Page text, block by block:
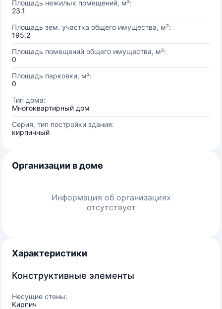
Площадь нежилых помещений, м²:
23.1
Площадь зем. участка общего имущества, м²:
195.2
Площадь помещений общего имущества, м²:
0
Площадь парковки, м²:
0
Тип дома:
Многоквартирный дом
Серия, тип постройки здания:
кирпичный
Организации в доме
Информация об организациях
отсутствует
Характеристики
Конструктивные элементы
Несущие стены:
Кирпич